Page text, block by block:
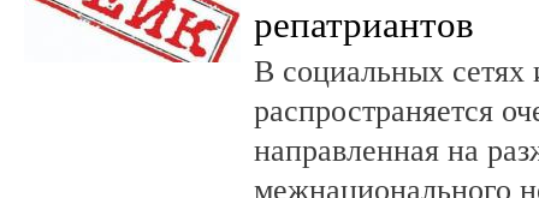
репатриантов
В социальных сетях
распространяется
направленная на
межнационального